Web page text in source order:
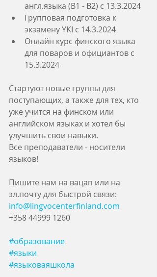
англ.языка (В1 - В2) с 13.3.2024
Групповая подготовка к
экзамену YKI с 14.3.2024
Онлайн курс финского языка
для поваров и официантов с
15.3.2024
Стартуют новые группы для
поступающих, а также для тех, кто
уже учится на финском или
английском языках и хотел бы
улучшить свои навыки.
Все преподаватели - носители
языков!
Пишите нам на вацап или на
эл.почту для быстрой связи:
info@lingvocenterfinland.com
+358 44999 1260
#образование
#языки
#языковаяшкола